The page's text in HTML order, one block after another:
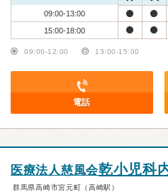
09:00-13:00
15:00-18:00
09:00-12:00 13:00-15:00
電話
医療法人慈風会乾小児科
群馬県高崎市宮元町（高崎駅）